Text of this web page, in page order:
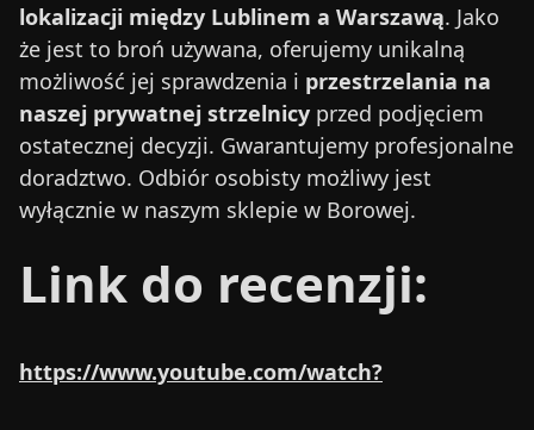
lokalizacji między Lublinem a Warszawą. Jako
że jest to broń używana, oferujemy unikalną
możliwość jej sprawdzenia i przestrzelania na
naszej prywatnej strzelnicy przed podjęciem
ostatecznej decyzji. Gwarantujemy profesjonalne
doradztwo. Odbiór osobisty możliwy jest
wyłącznie w naszym sklepie w Borowej.
Link do recenzji:
https://www.youtube.com/watch?